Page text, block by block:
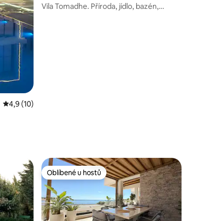
Průměrné hodnocení 4,9 z 5, 10 hodnocení
4,9 (10)
Vila Tomadhe. Příroda, jídlo, bazén,
Oblíbené u hostů
Oblíbené u hostů